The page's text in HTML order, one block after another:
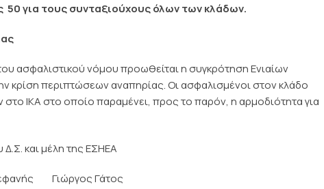
50 για τους συνταξιούχους όλων των κλάδων.
ασφαλιστικού νόμου προωθείται η συγκρότηση Ενιαίων
κρίση περιπτώσεων αναπηρίας. Οι ασφαλισμένοι στον κλάδο
ΙΚΑ στο οποίο παραμένει, προς το παρόν, η αρμοδιότητα για
Δ.Σ. και μέλη της ΕΣΗΕΑ
Γιώργος Γάτος